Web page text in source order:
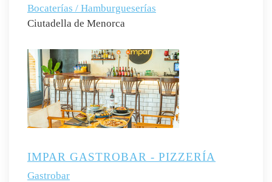
Bocaterías / Hamburgueserías
Ciutadella de Menorca
IMPAR GASTROBAR - PIZZERÍA
Gastrobar